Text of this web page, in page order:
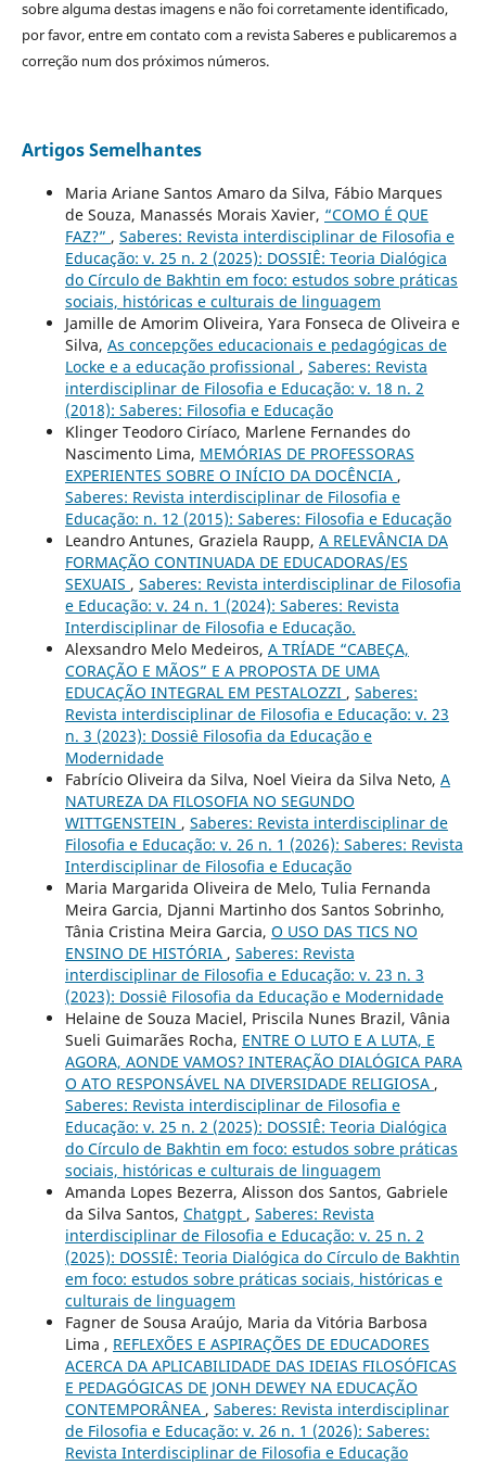
sobre alguma destas imagens e não foi corretamente identificado,
por favor, entre em contato com a revista Saberes e publicaremos a
correção num dos próximos números.
Artigos Semelhantes
Maria Ariane Santos Amaro da Silva, Fábio Marques
de Souza, Manassés Morais Xavier, “COMO É QUE
FAZ?” , Saberes: Revista interdisciplinar de Filosofia e
Educação: v. 25 n. 2 (2025): DOSSIÊ: Teoria Dialógica
do Círculo de Bakhtin em foco: estudos sobre práticas
sociais, históricas e culturais de linguagem
Jamille de Amorim Oliveira, Yara Fonseca de Oliveira e
Silva, As concepções educacionais e pedagógicas de
Locke e a educação profissional , Saberes: Revista
interdisciplinar de Filosofia e Educação: v. 18 n. 2
(2018): Saberes: Filosofia e Educação
Klinger Teodoro Ciríaco, Marlene Fernandes do
Nascimento Lima, MEMÓRIAS DE PROFESSORAS
EXPERIENTES SOBRE O INÍCIO DA DOCÊNCIA ,
Saberes: Revista interdisciplinar de Filosofia e
Educação: n. 12 (2015): Saberes: Filosofia e Educação
Leandro Antunes, Graziela Raupp, A RELEVÂNCIA DA
FORMAÇÃO CONTINUADA DE EDUCADORAS/ES
SEXUAIS , Saberes: Revista interdisciplinar de Filosofia
e Educação: v. 24 n. 1 (2024): Saberes: Revista
Interdisciplinar de Filosofia e Educação.
Alexsandro Melo Medeiros, A TRÍADE “CABEÇA,
CORAÇÃO E MÃOS” E A PROPOSTA DE UMA
EDUCAÇÃO INTEGRAL EM PESTALOZZI , Saberes:
Revista interdisciplinar de Filosofia e Educação: v. 23
n. 3 (2023): Dossiê Filosofia da Educação e
Modernidade
Fabrício Oliveira da Silva, Noel Vieira da Silva Neto, A
NATUREZA DA FILOSOFIA NO SEGUNDO
WITTGENSTEIN , Saberes: Revista interdisciplinar de
Filosofia e Educação: v. 26 n. 1 (2026): Saberes: Revista
Interdisciplinar de Filosofia e Educação
Maria Margarida Oliveira de Melo, Tulia Fernanda
Meira Garcia, Djanni Martinho dos Santos Sobrinho,
Tânia Cristina Meira Garcia, O USO DAS TICS NO
ENSINO DE HISTÓRIA , Saberes: Revista
interdisciplinar de Filosofia e Educação: v. 23 n. 3
(2023): Dossiê Filosofia da Educação e Modernidade
Helaine de Souza Maciel, Priscila Nunes Brazil, Vânia
Sueli Guimarães Rocha, ENTRE O LUTO E A LUTA, E
AGORA, AONDE VAMOS? INTERAÇÃO DIALÓGICA PARA
O ATO RESPONSÁVEL NA DIVERSIDADE RELIGIOSA ,
Saberes: Revista interdisciplinar de Filosofia e
Educação: v. 25 n. 2 (2025): DOSSIÊ: Teoria Dialógica
do Círculo de Bakhtin em foco: estudos sobre práticas
sociais, históricas e culturais de linguagem
Amanda Lopes Bezerra, Alisson dos Santos, Gabriele
da Silva Santos, Chatgpt , Saberes: Revista
interdisciplinar de Filosofia e Educação: v. 25 n. 2
(2025): DOSSIÊ: Teoria Dialógica do Círculo de Bakhtin
em foco: estudos sobre práticas sociais, históricas e
culturais de linguagem
Fagner de Sousa Araújo, Maria da Vitória Barbosa
Lima , REFLEXÕES E ASPIRAÇÕES DE EDUCADORES
ACERCA DA APLICABILIDADE DAS IDEIAS FILOSÓFICAS
E PEDAGÓGICAS DE JONH DEWEY NA EDUCAÇÃO
CONTEMPORÂNEA , Saberes: Revista interdisciplinar
de Filosofia e Educação: v. 26 n. 1 (2026): Saberes:
Revista Interdisciplinar de Filosofia e Educação